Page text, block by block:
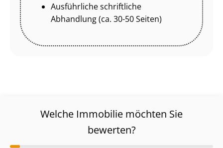
Ausführliche schriftliche
Abhandlung (ca. 30-50 Seiten)
Welche Immobilie möchten Sie
bewerten?